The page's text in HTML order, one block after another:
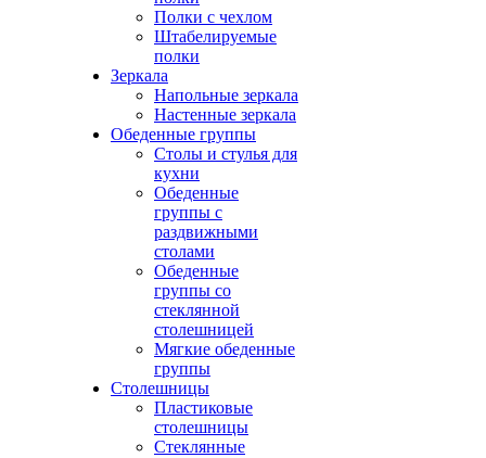
Полки с чехлом
Штабелируемые
полки
Зеркала
Напольные зеркала
Настенные зеркала
Обеденные группы
Столы и стулья для
кухни
Обеденные
группы с
раздвижными
столами
Обеденные
группы со
стеклянной
столешницей
Мягкие обеденные
группы
Столешницы
Пластиковые
столешницы
Стеклянные